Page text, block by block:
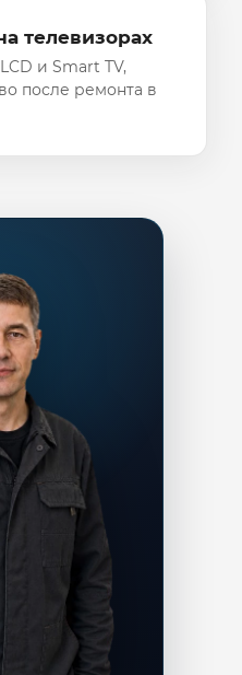
телевизорах
и Smart TV,
после ремонта в